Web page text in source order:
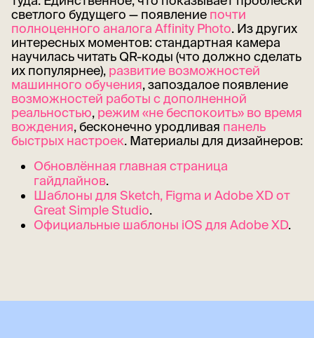
светлого будущего — появление почти
полноценного аналога Affinity Photo. Из других
интересных моментов: стандартная камера
научилась читать QR-коды (что должно сделать
их популярнее), развитие возможностей
машинного обучения, запоздалое появление
возможностей работы с дополненной
реальностью, режим «не беспокоить» во время
вождения, бесконечно уродливая панель
быстрых настроек. Материалы для дизайнеров:
Обновлённая главная страница
гайдлайнов.
Шаблоны для Sketch, Figma и Adobe XD от
Great Simple Studio.
Официальные шаблоны iOS для Adobe XD.